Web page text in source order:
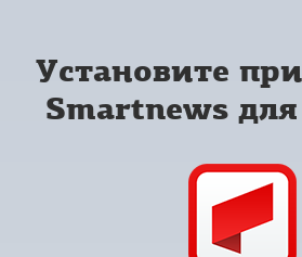
Установите
Smartnews